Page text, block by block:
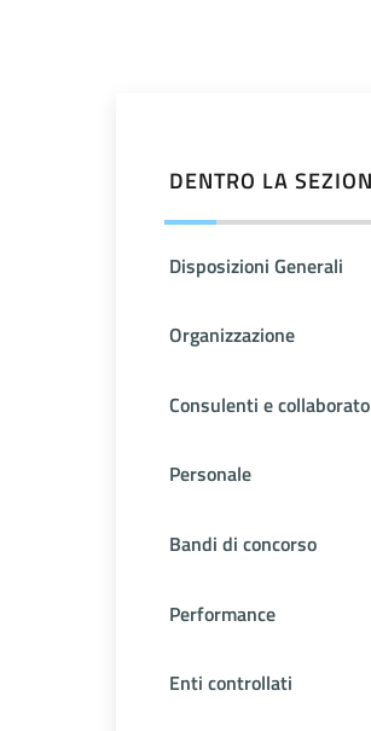
DENTRO LA
Disposizioni Generali
Organizzazione
Consulenti e
Personale
Bandi di concorso
Performance
Enti controllati